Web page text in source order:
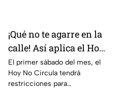
¡Qué no te agarre en la
calle! Así aplica el Hoy
No Circula el primer
sábado del mes
El primer sábado del mes, el
Hoy No Circula tendrá
restricciones para